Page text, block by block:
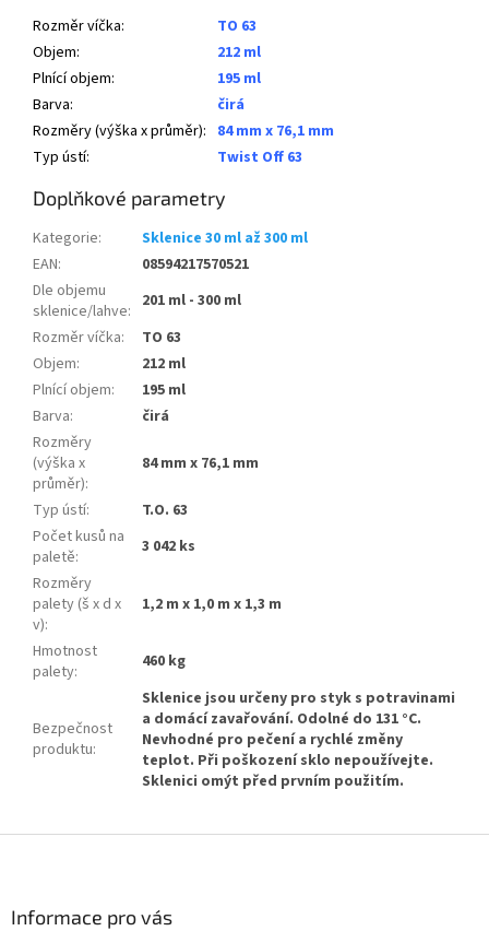
Rozměr víčka:
TO 63
Objem:
212 ml
Plnící objem:
195 ml
Barva:
čirá
Rozměry (výška x průměr): 84 mm x 76,1 mm
Typ ústí: Twist Off 63
Doplňkové parametry
Kategorie:
Sklenice 30 ml až 300 ml
EAN:
08594217570521
Dle objemu
sklenice/lahve: 201 ml - 300 ml
Rozměr víčka:
TO 63
Objem:
212 ml
Plnící objem:
195 ml
Barva:
čirá
Rozměry
(výška x
průměr):
84 mm x 76,1 mm
Typ ústí:
T.O. 63
Počet kusů na
paletě:
3 042 ks
Rozměry
palety (š x d x
v):
1,2 m x 1,0 m x 1,3 m
Hmotnost
palety: 460 kg
Bezpečnost
produktu:
Sklenice jsou určeny pro styk s potravinami
a domácí zavařování. Odolné do 131 °C.
Nevhodné pro pečení a rychlé změny
teplot. Při poškození sklo nepoužívejte.
Sklenici omýt před prvním použitím.
Informace pro vás